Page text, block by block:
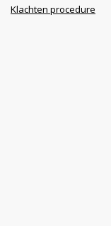
Klachten procedure